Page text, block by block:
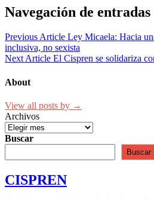
Navegación de entradas
Previous Article Ley Micaela: Hacia
inclusiva, no sexista
Next Article El Cispren se solidariza
About
View all posts by →
Archivos
Buscar
Buscar
CISPREN